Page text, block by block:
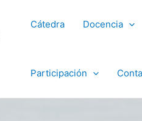
Cátedra Docencia
Participación